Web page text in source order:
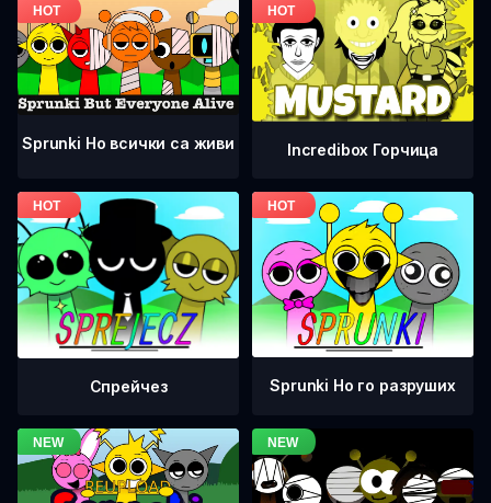
Sprunki Но всички са живи Incredibox Горчица
Спрейчез Sprunki Но го разруших